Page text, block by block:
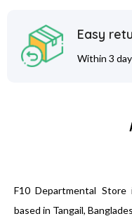
Easy
Within 3
F10 Departmental
based in Tangail,